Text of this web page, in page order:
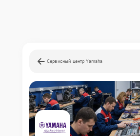
Сервисный центр Yamaha